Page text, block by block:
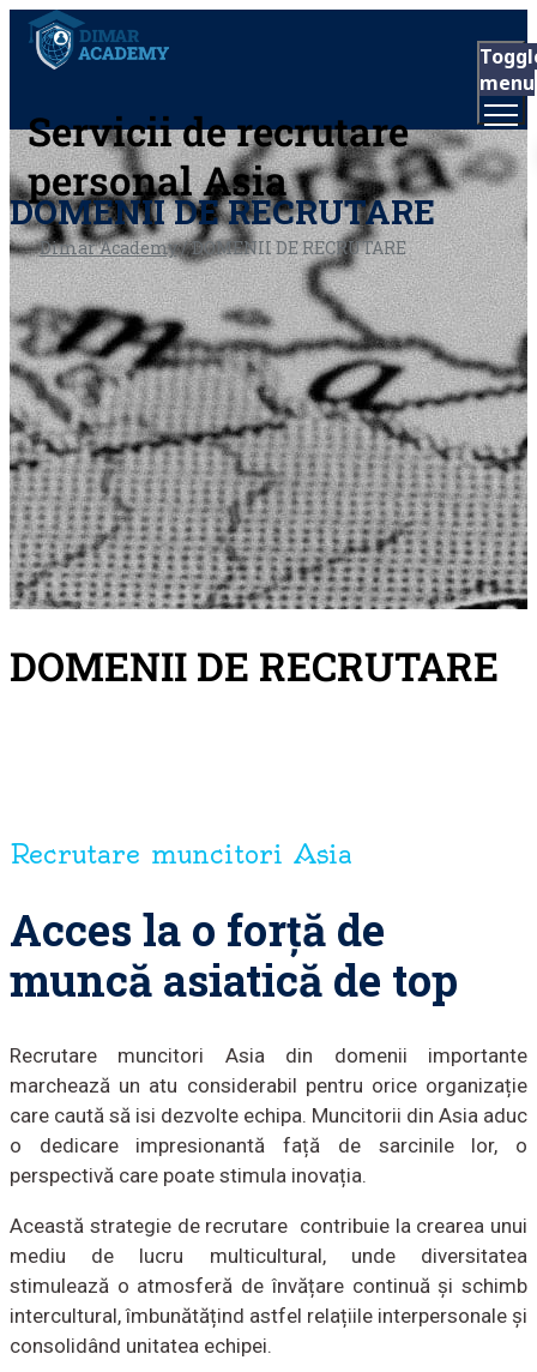
Servicii de recrutare
personal Asia
menu
DOMENII DE RECRUTARE
Dimar Academy/DOMENII DE RECRUTARE
DOMENII DE RECRUTARE
Recrutare muncitori Asia
Acces la o forță de
muncă asiatică de top
Recrutare muncitori Asia din domenii importante
marchează un atu considerabil pentru orice organizație
care caută să isi dezvolte echipa. Muncitorii din Asia aduc
o dedicare impresionantă față de sarcinile lor, o
perspectivă care poate stimula inovația.
Această strategie de recrutare contribuie la crearea unui
mediu de lucru multicultural, unde diversitatea
stimulează o atmosferă de învățare continuă și schimb
intercultural, îmbunătățind astfel relațiile interpersonale și
consolidând unitatea echipei.